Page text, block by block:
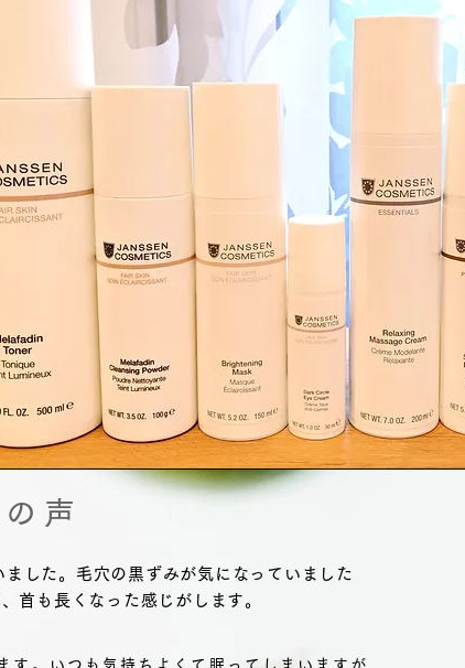
声
した。毛穴の黒ずみが気になっていました
首も長くなった感じがします。
す。いつも気持ちよくて眠ってしまいますが、